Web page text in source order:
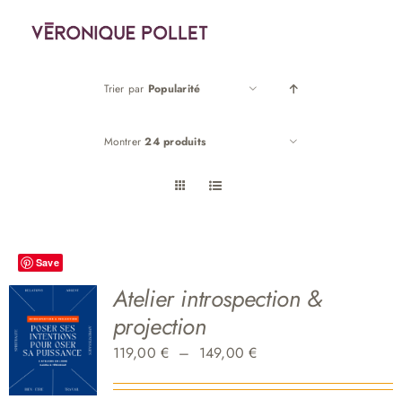
Trier par Popularité
Montrer24 produits
Save
Atelier introspection &
projection
119,00€ – 149,00€Plage